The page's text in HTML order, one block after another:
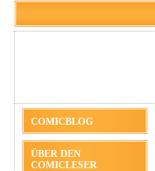
COMICBLOG
ÜBER DEN
COMICLESER